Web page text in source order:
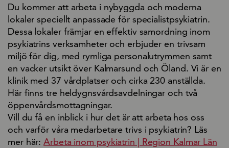
Du kommer att arbeta i nybyggda och moderna
lokaler speciellt anpassade för specialistpsykiatrin.
Dessa lokaler främjar en effektiv samordning inom
psykiatrins verksamheter och erbjuder en trivsam
miljö för dig, med rymliga personalutrymmen samt
en vacker utsikt över Kalmarsund och Öland. Vi är en
klinik med 37 vårdplatser och cirka 230 anställda.
Här finns tre heldygnsvårdsavdelningar och två
öppenvårdsmottagningar.
Vill du få en inblick i hur det är att arbeta hos oss
och varför våra medarbetare trivs i psykiatrin? Läs
mer här:Arbeta inom psykiatrin | Region Kalmar Län